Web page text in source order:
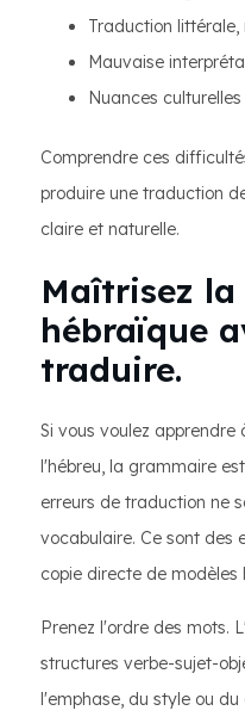
Traduction
Mauvaise
Nuances
Comprendre ces
produire une traduction
claire et naturelle.
Maîtrisez
hébraïque
traduire.
Si vous voulez
l'hébreu, la grammaire
erreurs de traduction ne
vocabulaire. Ce sont des
copie directe de modèles
Prenez l'ordre des mots.
structures verbe-sujet-
l'emphase, du style ou du